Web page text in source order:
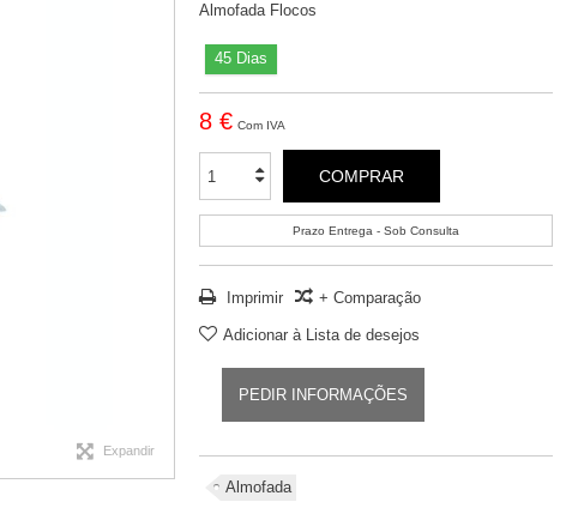
Expandir
Almofada Flocos
45 Dias
8 € Com IVA
COMPRAR
Prazo Entrega - Sob Consulta
Imprimir + Comparação
Adicionar à Lista de desejos
PEDIR INFORMAÇÕES
Almofada